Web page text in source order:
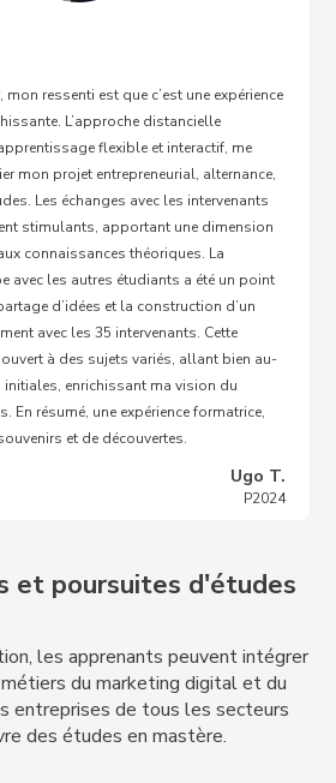
ressenti est que c’est une expérience
L’approche distancielle
flexible et interactif, me
mon projet entrepreneurial, alternance,
Les échanges avec les intervenants
stimulants, apportant une dimension
connaissances théoriques. La
avec les autres étudiants a été un point
d’idées et la construction d’un
avec les 35 intervenants. Cette
à des sujets variés, allant bien au-
initiales, enrichissant ma vision du
En résumé, une expérience formatrice,
et de découvertes.
Ugo T.
P2024
et poursuites d'études
les apprenants peuvent intégrer
du marketing digital et du
entreprises de tous les secteurs
des études en mastère.